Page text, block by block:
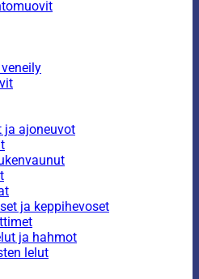
ja ajoneuvot
ja keppihevoset
ja hahmot
lelut